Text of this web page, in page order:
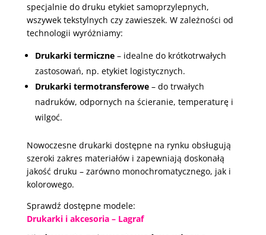
specjalnie do druku etykiet samoprzylepnych,
wszywek tekstylnych czy zawieszek. W zależności od
technologii wyróżniamy:
Drukarki termiczne– idealne do krótkotrwałych
zastosowań, np. etykiet logistycznych.
Drukarki termotransferowe– do trwałych
nadruków, odpornych na ścieranie, temperaturę i
wilgoć.
Nowoczesne drukarki dostępne na rynku obsługują
szeroki zakres materiałów i zapewniają doskonałą
jakość druku – zarówno monochromatycznego, jak i
kolorowego.
Sprawdź dostępne modele:
Drukarki i akcesoria – Lagraf